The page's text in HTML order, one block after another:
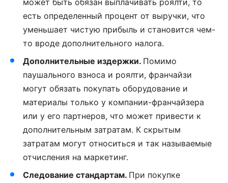
может быть обязан выплачивать роялти, то
есть определенный процент от выручки, что
уменьшает чистую прибыль и становится чем-
то вроде дополнительного налога.
Дополнительные издержки. Помимо
паушального взноса и роялти, франчайзи
могут обязать покупать оборудование и
материалы только у компании-франчайзера
или у его партнеров, что может привести к
дополнительным затратам. К скрытым
затратам могут относиться и так называемые
отчисления на маркетинг.
Следование стандартам. При покупке